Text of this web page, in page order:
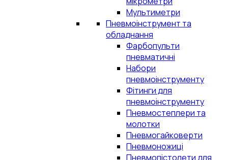
Мультиметри
Пневмоінструмент та
обладнання
Фарбопульти
пневматичні
Набори
пневмоінструменту
Фітинги для
пневмоінструменту
Пневмостеплери та
молотки
Пневмогайковерти
Пневмоножиці
Пневмопістолети для